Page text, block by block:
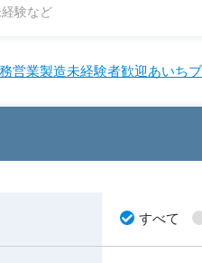
営業製造未経験者歓迎あいち
すべて